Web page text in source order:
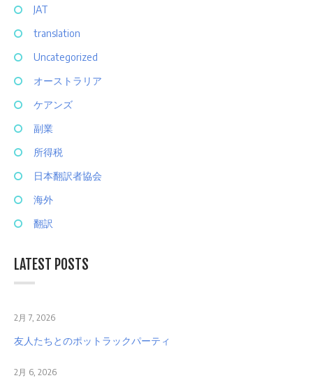
JAT
translation
Uncategorized
オーストラリア
ケアンズ
副業
所得税
日本翻訳者協会
海外
翻訳
LATEST POSTS
友人たちとのポットラックパーティ
2月 7, 2026
2月 6, 2026